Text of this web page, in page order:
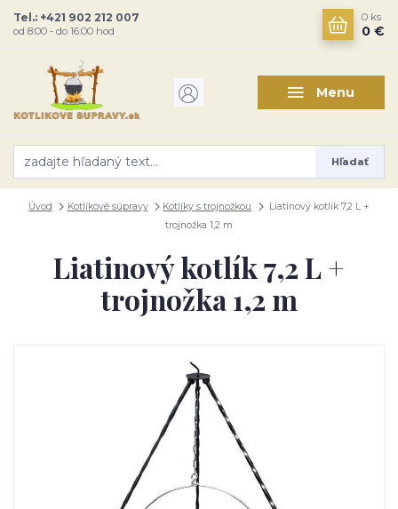
Menu
Hľadať
Tel.: +421 902 212 007
od 8:00 - do 16:00 hod
0 ks
0 €
Úvod Kotlíkové súpravy Kotlíky s trojnožkou
Liatinový kotlík 7,2 L +
trojnožka 1,2 m
Liatinový kotlík 7,2 L +
trojnožka 1,2 m